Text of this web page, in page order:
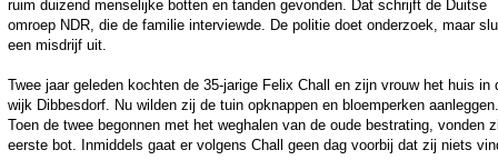
ruim duizend menselijke botten en tanden gevonden. Dat schrijft de Duitse
omroep NDR, die de familie interviewde. De politie doet onderzoek, maar
een misdrijf uit.
Twee jaar geleden kochten de 35-jarige Felix Chall en zijn vrouw het huis in
wijk Dibbesdorf. Nu wilden zij de tuin opknappen en bloemperken aanleggen.
Toen de twee begonnen met het weghalen van de oude bestrating, vonden
eerste bot. Inmiddels gaat er volgens Chall geen dag voorbij dat zij niets